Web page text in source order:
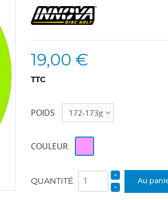
19,00 €
TTC
POIDS
COULEUR
QUANTITÉ Au